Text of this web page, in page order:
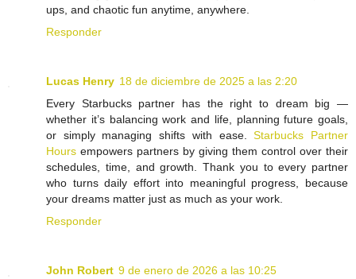
ups, and chaotic fun anytime, anywhere.
Responder
Lucas Henry 18 de diciembre de 2025 a las 2:20
Every Starbucks partner has the right to dream big —
whether it’s balancing work and life, planning future goals,
or simply managing shifts with ease.Starbucks Partner
Hours empowers partners by giving them control over their
schedules, time, and growth. Thank you to every partner
who turns daily effort into meaningful progress, because
your dreams matter just as much as your work.
Responder
John Robert 9 de enero de 2026 a las 10:25